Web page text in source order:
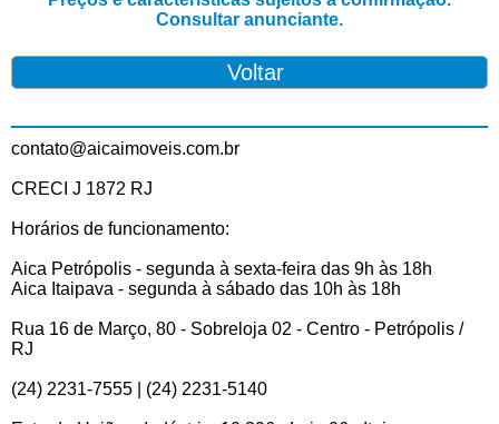
Consultar anunciante.
contato@aicaimoveis.com.br
CRECI J 1872 RJ
Horários de funcionamento:
Aica Petrópolis - segunda à sexta-feira das 9h às 18h
Aica Itaipava - segunda à sábado das 10h às 18h
Rua 16 de Março, 80 - Sobreloja 02 - Centro - Petrópolis /
RJ
(24) 2231-7555 | (24) 2231-5140